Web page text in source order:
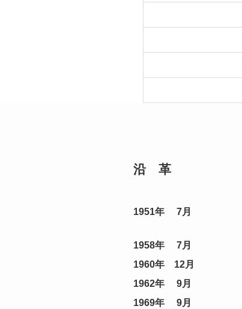
沿 革
1951年 7月
1958年 7月
1960年 12月
1962年 9月
1969年 9月